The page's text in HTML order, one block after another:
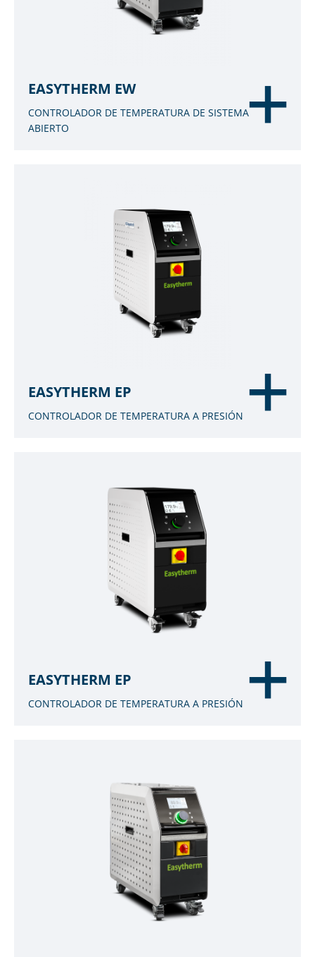
EASYTHERM EW
CONTROLADOR DE TEMPERATURA DE SISTEMA
ABIERTO
EASYTHERM EP
CONTROLADOR DE TEMPERATURA A PRESIÓN
EASYTHERM EP
CONTROLADOR DE TEMPERATURA A PRESIÓN